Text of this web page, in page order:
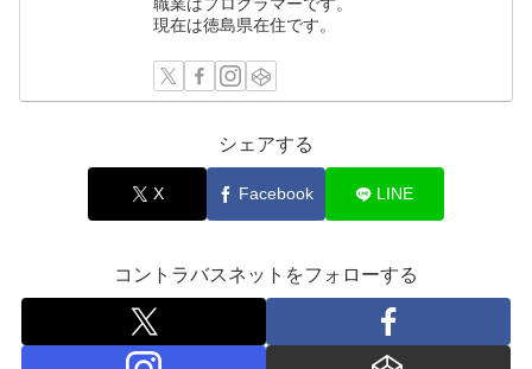
職業はプログラマーです。
現在は徳島県在住です。
シェアする
X Facebook LINE
コントラバスネットをフォローする